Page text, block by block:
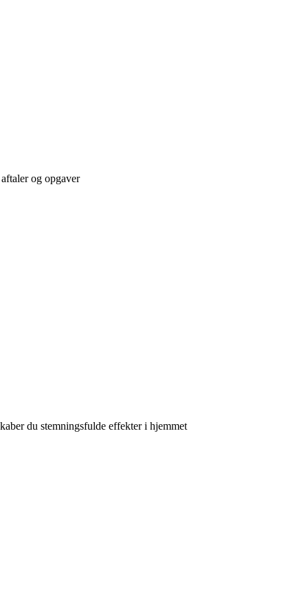
og opgaver
du stemningsfulde effekter i hjemmet